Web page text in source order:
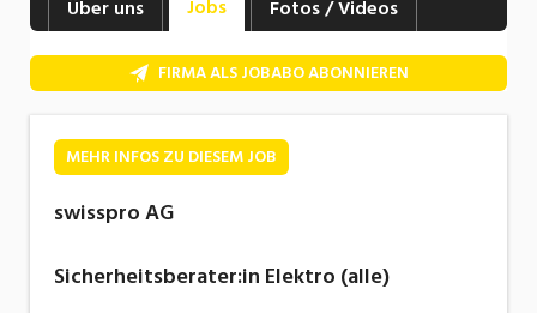
Industrie, Maschinenbau, Anlagenbau,
Informatik, Telekommunikation
Kaufm. Berufe, Kundendienst, Verwaltung
Mechanik, Elektronik, Optik, Textil (Fertigung)
Über uns Jobs Fotos / Videos
FIRMA ALS JOBABO ABONNIEREN
MEHR INFOS ZU DIESEM JOB
swisspro AG
Sicherheitsberater:in Elektro (alle)